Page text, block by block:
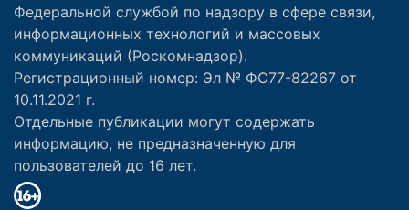
Федеральной службой по надзору в сфере связи,
информационных технологий и массовых
коммуникаций (Роскомнадзор).
Регистрационный номер: Эл № ФС77-82267 от
10.11.2021 г.
Отдельные публикации могут содержать
информацию, не предназначенную для
пользователей до 16 лет.